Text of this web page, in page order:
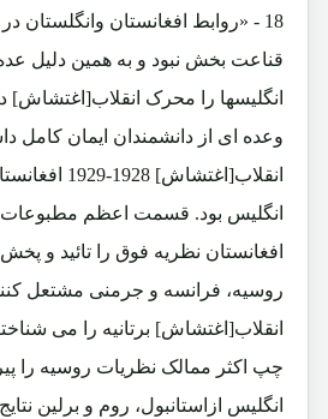
18 - «روابط افغانستان وانگلستان
قناعت بخش نبود و به همین دلیل عده
انگلیسها را محرک انقلاب[اغتشاش]
وعده ای از دانشمندان ایمان کامل
انگلیس بود. قسمت اعظم
افغانستان نظریه فوق را تائید و
روسیه، فرانسه و جرمنی مشتعل
انقلاب[اغتشاش] برتانیه را می
چپ اکثر ممالک نظریات روسیه را
انگلیس ازاستانبول، روم و برلین